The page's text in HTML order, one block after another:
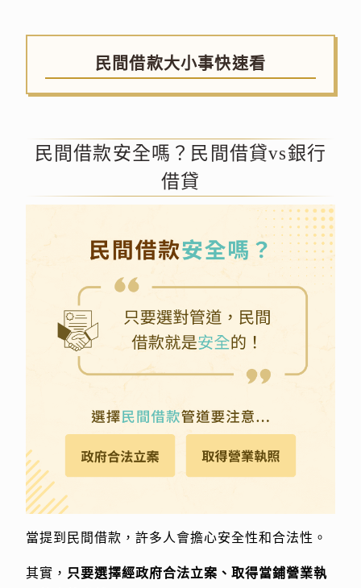
民間借款大小事快速看
民間借款安全嗎？民間借貸vs銀行
借貸
當提到民間借款，許多人會擔心安全性和合法性。
其實， 只要選擇經政府合法立案、取得當鋪營業執